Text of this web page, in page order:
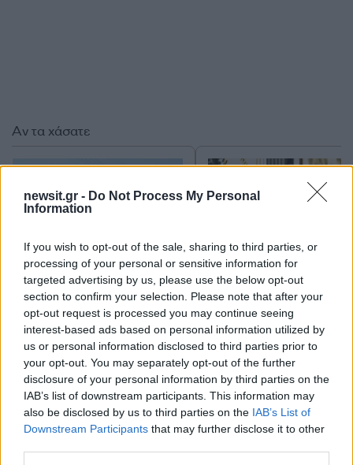
newsit.gr - Do Not Process My Personal
Information
If you wish to opt-out of the sale, sharing to third parties, or
processing of your personal or sensitive information for
targeted advertising by us, please use the below opt-out
section to confirm your selection. Please note that after your
opt-out request is processed you may continue seeing
interest-based ads based on personal information utilized by
us or personal information disclosed to third parties prior to
your opt-out. You may separately opt-out of the further
disclosure of your personal information by third parties on the
IAB’s list of downstream participants. This information may
also be disclosed by us to third parties on the IAB’s List of
Downstream Participants that may further disclose it to other
Σχόλια
Αν τα χάσατε
Τροχαίο στις Σέρρες:
Μητέρα και γιος
σκοτώθηκαν όταν το
αυτοκίνητό τους
συγκρούστηκε με φορτηγό
Κυψέλη: «Δεν μπορώ
πιστέψω» –
το ζευγάρι
που φιλοξενούσε
26χρονο Αφγανό
Λέσβο